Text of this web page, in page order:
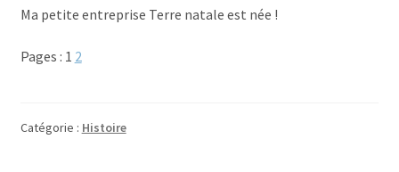
Ma petite entreprise Terre natale est née !
Pages : 1 2
Catégorie : Histoire